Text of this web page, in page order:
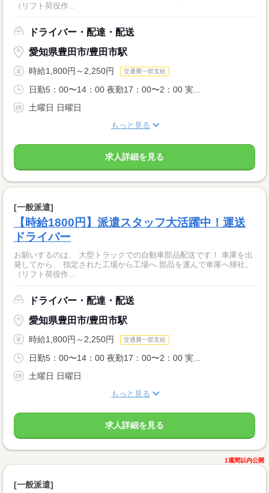
（リフト荷役作...
ドライバー・配達・配送
愛知県豊田市/豊田市駅
時給1,800円～2,250円 交通費一部支給
日勤5：00〜14：00 夜勤17：00〜2：00 実...
土曜日 日曜日
もっと見る
求人詳細を見る
[一般派遣]
【時給1800円】派遣スタッフ大活躍中！運送
ドライバー
お願いするのは、 大型トラックでの自動車部品配送です！ 車庫を出
発してから、 指定された工場から工場へ 部品を運んで車庫へ帰社。
（リフト荷役作...
ドライバー・配達・配送
愛知県豊田市/豊田市駅
時給1,800円～2,250円 交通費一部支給
日勤5：00〜14：00 夜勤17：00〜2：00 実...
土曜日 日曜日
もっと見る
求人詳細を見る
1週間以内公開
[一般派遣]